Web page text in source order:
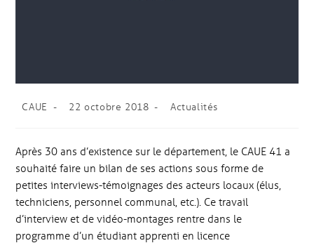
CAUE 22 octobre 2018 Actualités
Après 30 ans d’existence sur le département, le CAUE 41 a
souhaité faire un bilan de ses actions sous forme de
petites interviews-témoignages des acteurs locaux (élus,
techniciens, personnel communal, etc.). Ce travail
d’interview et de vidéo-montages rentre dans le
programme d’un étudiant apprenti en licence